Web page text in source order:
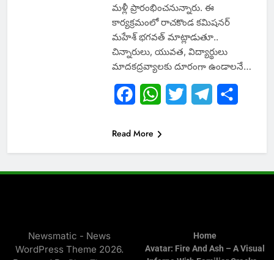
మళ్లీ ప్రారంభించనున్నారు. ఈ
కార్యక్రమంలో రాచకొండ కమిషనర్‌
మహేశ్‌ భగవత్‌ మాట్లాడుతూ..
చిన్నారులు, యువత, విద్యార్థులు
మాదకద్రవ్యాలకు దూరంగా ఉండాలనే…
FacebookWhatsApp
Twitter Telegram
Read More
Newsmatic - News
WordPress Theme 2026.
Home
Avatar: Fire And Ash – A Visual